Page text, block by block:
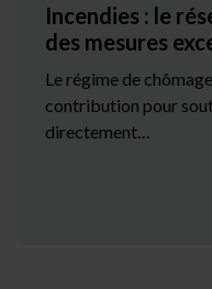
Incendies : le
des mesures
Le régime de
contribution pour
directement…